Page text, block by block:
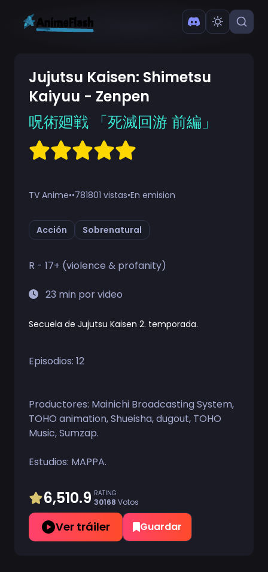
Jujutsu Kaisen: Shimetsu
Kaiyuu - Zenpen
呪術廻戦 「死滅回游 前編」
TV Anime••781801 vistas•En emision
Acción Sobrenatural
R - 17+ (violence & profanity)
23 min por video
Secuela de Jujutsu Kaisen 2. temporada.
Episodios: 12
Productores: Mainichi Broadcasting System,
TOHO animation,Shueisha,dugout, TOHO
Music,Sumzap.
Estudios: MAPPA.
6,510.9 RATING
30168 Votos
Ver tráiler Guardar